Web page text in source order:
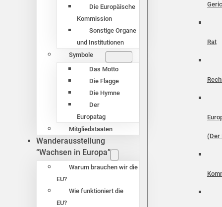
Die Europäische
Kommission
Sonstige Organe
und Institutionen
Symbole
Das Motto
Die Flagge
Die Hymne
Der
Europatag
Mitgliedstaaten
Wanderausstellung
“Wachsen in Europa”
Warum brauchen wir die
EU?
Wie funktioniert die
EU?
Rat
(Der